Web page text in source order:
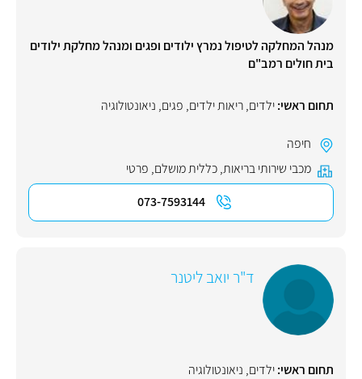
מנהל המחלקה לטיפול נמרץ ילודים ופגים ומנהל מחלקת ילודים
בית חולים רמב"ם
תחום ראשי:ילדים,ריאות ילדים, פגים, ניאונטולוגיה
חיפה
מכבי שירותי בריאות,כללית מושלם, פרטי
073-7593144
ד"ר יואב ליטנר
תחום ראשי:ילדים, ניאונטולוגיה